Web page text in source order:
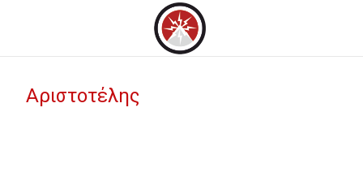
Αριστοτέλης